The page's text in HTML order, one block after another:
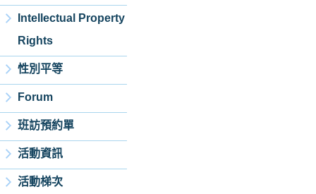
Intellectual Property
Rights
性別平等
Forum
班訪預約單
活動資訊
活動梯次